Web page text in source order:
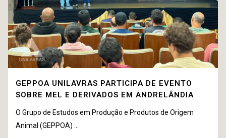
GEPPOA UNILAVRAS PARTICIPA DE EVENTO
SOBRE MEL E DERIVADOS EM ANDRELÂNDIA
O Grupo de Estudos em Produção e Produtos de Origem
Animal (GEPPOA) ...